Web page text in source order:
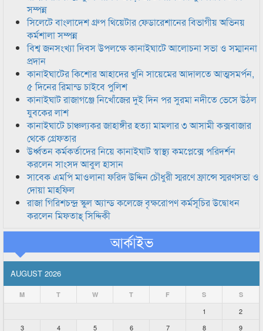
সম্পন্ন
সিলেটে বাংলাদেশ গ্রুপ থিয়েটার ফেডারেশানের বিভাগীয় অভিনয়
কর্মশালা সম্পন্ন
বিশ্ব জনসংখ্যা দিবস উপলক্ষে কানাইঘাটে আলোচনা সভা ও সম্মাননা
প্রদান
কানাইঘাটের কিশোর আহাদের খুনি সায়েমের আদালতে আত্মসমর্পন,
৫ দিনের রিমান্ড চাইবে পুলিশ
কানাইঘাট রাজাগঞ্জে নিখোঁজের দুই দিন পর সুরমা নদীতে ভেসে উঠল
যুবকের লাশ
কানাইঘাটে চাঞ্চল্যকর জাহাঙ্গীর হত্যা মামলার ৩ আসামী কক্সবাজার
থেকে গ্রেফতার
উর্ধ্বতন কর্মকর্তাদের নিয়ে কানাইঘাট স্বাস্থ্য কমপ্লেক্সে পরিদর্শন
করলেন সাংসদ আবুল হাসান
সাবেক এমপি মাওলানা ফরিদ উদ্দিন চৌধুরী স্মরণে ফ্রান্সে স্মরণসভা ও
দোয়া মাহফিল
রাজা গিরিশচন্দ্র স্কুল অ্যান্ড কলেজে বৃক্ষরোপণ কর্মসূচির উদ্বোধন
করলেন মিফতাহ্ সিদ্দিকী
আর্কাইভ
AUGUST 2026
M T W T F S S
1
2
3
4 5 6 7 8 9